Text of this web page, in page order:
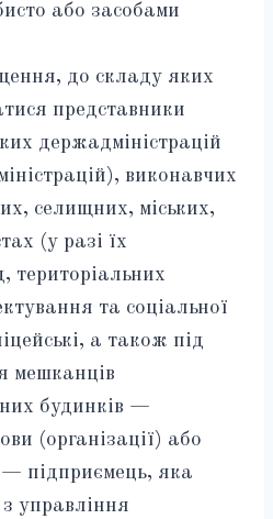
або засобами
до складу яких
представники
держадміністрацій
виконавчих
селищних, міських,
(у разі їх
територіальних
та соціальної
а також під
мешканців
будинків —
(організації) або
підприємець, яка
управління